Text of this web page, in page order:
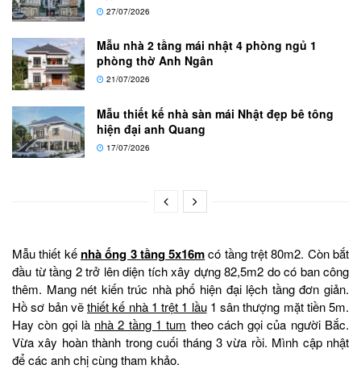
27/07/2026
Mẫu nhà 2 tầng mái nhật 4 phòng ngủ 1
phòng thờ Anh Ngân
21/07/2026
Mẫu thiết kế nhà sàn mái Nhật đẹp bê tông
hiện đại anh Quang
17/07/2026
Mẫu thiết kế nhà ống 3 tầng 5x16mcó tầng trệt 80m2. Còn bắt
đầu từ tầng 2 trở lên diện tích xây dựng 82,5m2 do có ban công
thêm. Mang nét kiến trúc nhà phố hiện đại lệch tầng đơn giản.
Hồ sơ bản vẽthiết kế nhà 1 trệt 1 lầu1 sân thượng mặt tiền 5m.
Hay còn gọi là nhà 2 tầng 1 tum theo cách gọi của người Bắc.
Vừa xây hoàn thành trong cuối tháng 3 vừa rồi. Mình cập nhật
để các anh chị cùng tham khảo.